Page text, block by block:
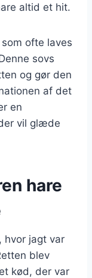
altid et hit.
ofte laves
sovs
og gør den
af det
en
vil glæde
hare
hvor jagt var
blev
kød, der var